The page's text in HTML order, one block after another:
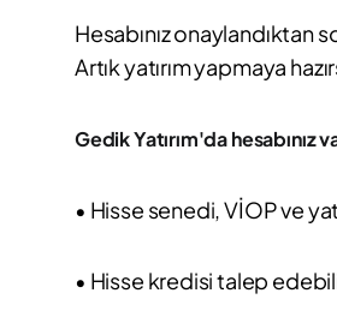
Hesabınız onaylandıktan
Artık yatırım yapmaya
Gedik Yatırım'da hesabınız
• Hisse senedi, VİOP ve
• Hisse kredisi talep